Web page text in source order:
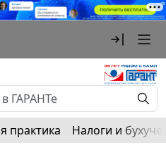
практика Налоги и